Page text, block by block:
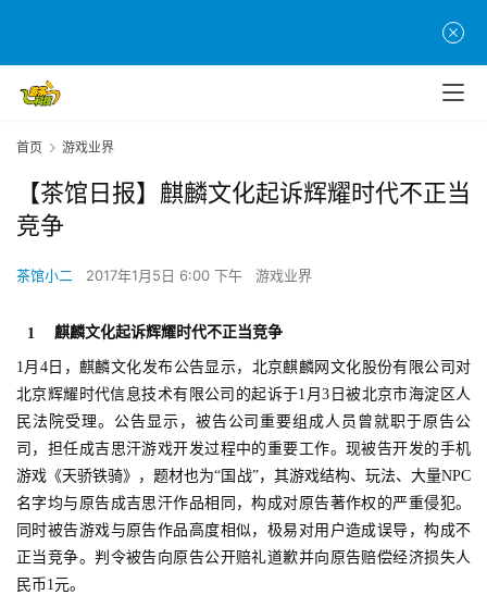
首页 游戏业界
【茶馆日报】麒麟文化起诉辉耀时代不正当
竞争
茶馆小二 2017年1月5日 6:00 下午 游戏业界
1 麒麟文化起诉辉耀时代不正当竞争
1月4日，麒麟文化发布公告显示，北京麒麟网文化股份有限公司对
北京辉耀时代信息技术有限公司的起诉于1月3日被北京市海淀区人
民法院受理。公告显示，被告公司重要组成人员曾就职于原告公
司，担任成吉思汗游戏开发过程中的重要工作。现被告开发的手机
游戏《天骄铁骑》，题材也为“国战”，其游戏结构、玩法、大量NPC
名字均与原告成吉思汗作品相同，构成对原告著作权的严重侵犯。
同时被告游戏与原告作品高度相似，极易对用户造成误导，构成不
正当竞争。判令被告向原告公开赔礼道歉并向原告赔偿经济损失人
民币1元。